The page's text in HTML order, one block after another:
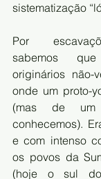
sistematização
Por
sabemos
originários não-
onde um proto-
(mas de um
conhecemos).
e com intenso
os povos da
(hoje o sul